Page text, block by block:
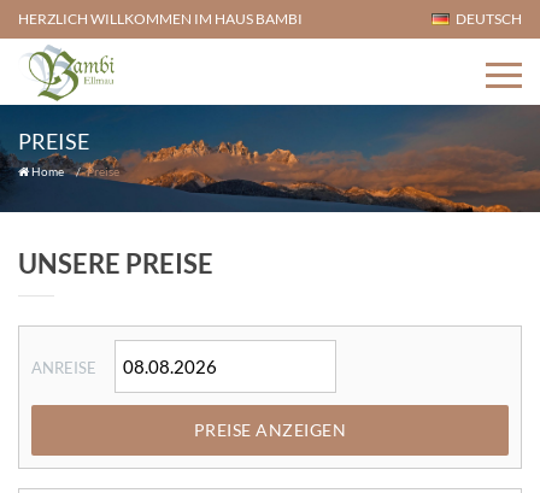
HERZLICH WILLKOMMEN IM HAUS BAMBI DEUTSCH
PREISE
Home Preise
UNSERE PREISE
ANREISE
PREISE ANZEIGEN